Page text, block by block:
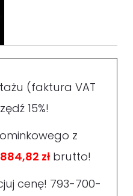
(faktura VAT
15%!
z
złbrutto!
cenę! 793-700-